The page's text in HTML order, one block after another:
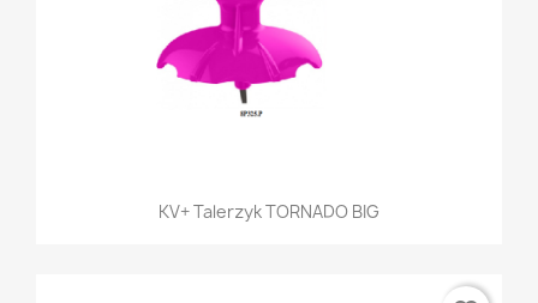
KV+ Talerzyk TORNADO BIG